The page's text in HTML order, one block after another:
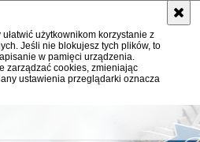
użytkownikom korzystanie z
Jeśli nie blokujesz tych plików, to
w pamięci urządzenia.
zarządzać cookies, zmieniając
ustawienia przeglądarki oznacza